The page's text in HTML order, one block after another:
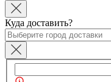
Куда доставить?